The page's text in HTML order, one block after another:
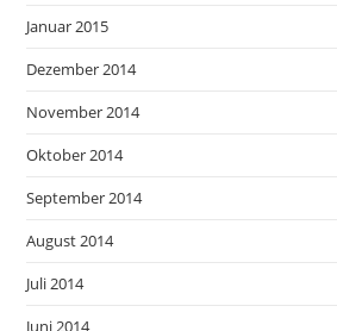
Januar 2015
Dezember 2014
November 2014
Oktober 2014
September 2014
August 2014
Juli 2014
Juni 2014